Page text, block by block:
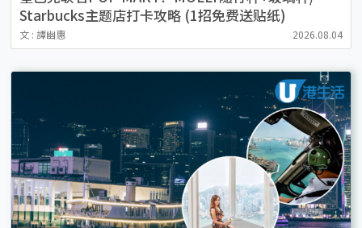
Starbucks主题店打卡攻略 (1招免费送贴纸)
文 : 譚幽惠 2026.08.04